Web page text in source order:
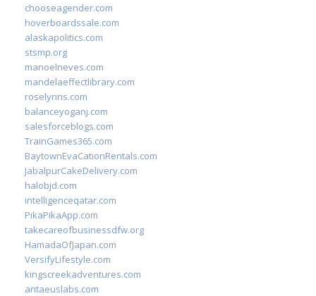
chooseagender.com
hoverboardssale.com
alaskapolitics.com
stsmp.org
manoelneves.com
mandelaeffectlibrary.com
roselynns.com
balanceyoganj.com
salesforceblogs.com
TrainGames365.com
BaytownEvaCationRentals.com
JabalpurCakeDelivery.com
halobjd.com
intelligenceqatar.com
PikaPikaApp.com
takecareofbusinessdfw.org
HamadaOfJapan.com
VersifyLifestyle.com
kingscreekadventures.com
antaeuslabs.com